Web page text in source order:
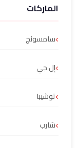
الماركات
سامسونج
إل جي
توشيبا
شارب